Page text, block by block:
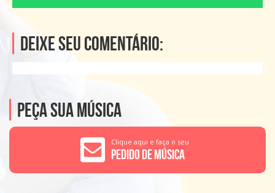
Deixe seu comentário:
Peça sua música
Clique aqui e faça o seu
Pedido de Música